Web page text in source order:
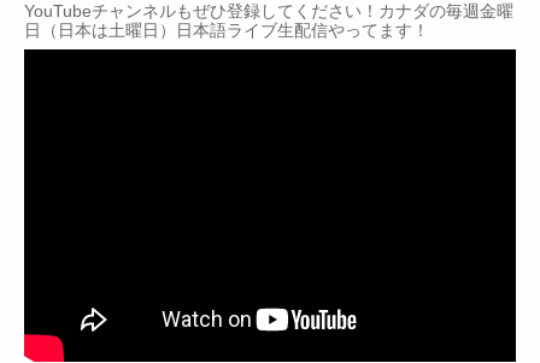
YouTubeチャンネルもぜひ登録してください！カナダの毎週金曜
日（日本は土曜日）日本語ライブ生配信やってます！